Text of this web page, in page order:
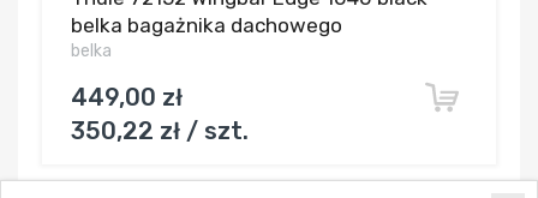
belka bagażnika dachowego
belka
449,00 zł
350,22 zł / szt.